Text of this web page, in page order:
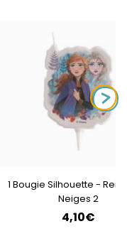
1 Bougie Silhouette -
Neiges 2
4,10€